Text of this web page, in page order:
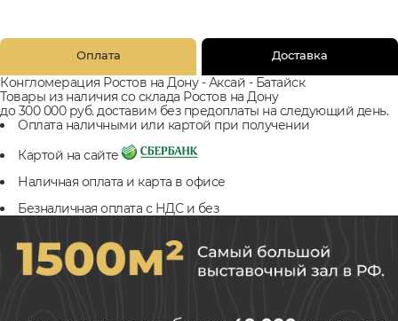
Оплата Доставка
Конгломерация Ростов на Дону - Аксай - Батайск
Товары из наличия со склада Ростов на Дону
до 300 000 руб. доставим без предоплаты на следующий день.
Оплата наличными или картой при получении
Картой на сайте
Наличная оплата и карта в офисе
Безналичная оплата с НДС и без